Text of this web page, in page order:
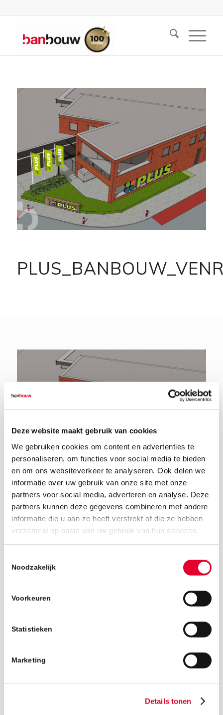
Deze website maakt gebruik van cookies
We gebruiken cookies om content en advertenties te
personaliseren, om functies voor social media te bieden
en om ons websiteverkeer te analyseren. Ook delen we
informatie over uw gebruik van onze site met onze
partners voor social media, adverteren en analyse. Deze
partners kunnen deze gegevens combineren met andere
informatie die u aan ze heeft verstrekt of die ze hebben
verzameld op basis van uw gebruik van hun services.
Noodzakelijk
Voorkeuren
Statistieken
Marketing
Details tonen
22 februari 2019